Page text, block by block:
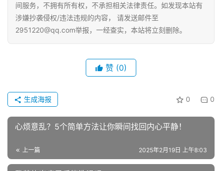
间服务，不拥有所有权，不承担相关法律责任。如发现本站有
涉嫌抄袭侵权/违法违规的内容， 请发送邮件至
2951220@qq.com举报，一经查实，本站将立刻删除。
赞 (0)
0 0
生成海报
心烦意乱？5个简单方法让你瞬间找回内心平静！
上一篇 2025年2月19日 上午8:03